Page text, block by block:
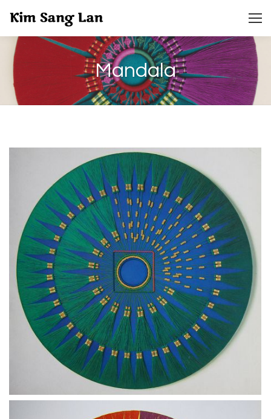
Mandala